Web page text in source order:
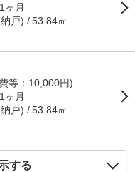
1ヶ月
納戸) 53.84㎡
等：10,000円)
1ヶ月
納戸) 53.84㎡
する